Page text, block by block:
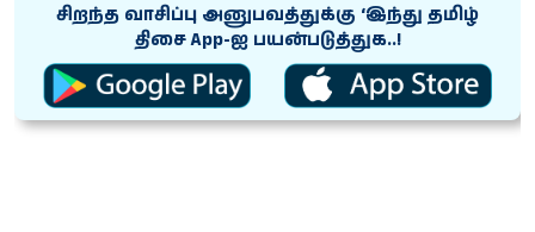
சிறந்த வாசிப்பு அனுபவத்துக்கு ‘இந்து தமிழ்
திசை App-ஐ பயன்படுத்துக..!